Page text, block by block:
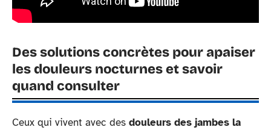
Des solutions concrètes pour apaiser
les douleurs nocturnes et savoir
quand consulter
Ceux qui vivent avec des douleurs des jambes la